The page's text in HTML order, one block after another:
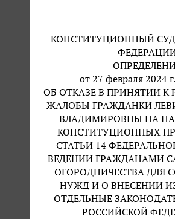
КОНСТИТУЦИОННЫЙ
от 27 февраля 2024
ОБ ОТКАЗЕ В ПРИНЯТИИ
ЖАЛОБЫ ГРАЖДАНКИ
ВЛАДИМИРОВНЫ НА
КОНСТИТУЦИОННЫХ
СТАТЬИ 14
ВЕДЕНИИ ГРАЖДАНАМИ
ОГОРОДНИЧЕСТВА ДЛЯ
НУЖД И О ВНЕСЕНИИ
ОТДЕЛЬНЫЕ
РОССИЙСКОЙ